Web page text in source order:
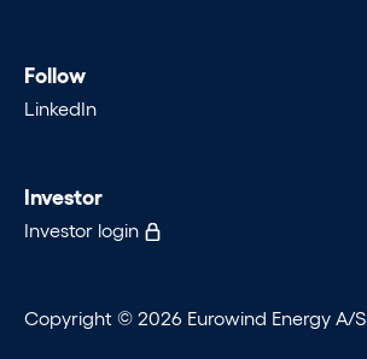
Follow
LinkedIn
Investor
Investor login
Copyright © 2026 Eurowind Energy A/S